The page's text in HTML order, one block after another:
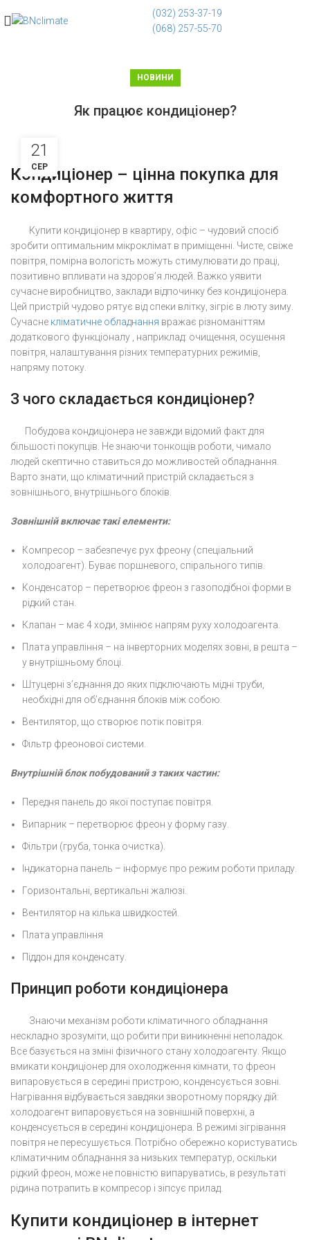
(032) 253-37-19
(068) 257-55-70
НОВИНИ
Як працює кондиціонер?
21
СЕР
Кондиціонер – цінна покупка для
комфортного життя
Купити кондиціонер в квартиру, офіс – чудовий спосіб
зробити оптимальним мікроклімат в приміщенні. Чисте, свіже
повітря, помірна вологість можуть стимулювати до праці,
позитивно впливати на здоров’я людей. Важко уявити
сучасне виробництво, заклади відпочинку без кондиціонера.
Цей пристрій чудово рятує від спеки влітку, зігріє в люту зиму.
Сучасне кліматичне обладнання вражає різноманіттям
додаткового функціоналу , наприклад: очищення, осушення
повітря, налаштування різних температурних режимів,
напряму потоку.
З чого складається кондиціонер?
Побудова кондиціонера не завжди відомий факт для
більшості покупців. Не знаючи тонкощів роботи, чимало
людей скептично ставиться до можливостей обладнання.
Варто знати, що кліматичний пристрій складається з
зовнішнього, внутрішнього блоків.
Зовнішній включає такі елементи:
Компресор – забезпечує рух фреону (спеціальний
холодоагент). Буває поршневого, спірального типів.
Конденсатор – перетворює фреон з газоподібної форми в
рідкий стан.
Клапан – має 4 ходи, змінює напрям руху холодоагента.
Плата управління – на інверторних моделях зовні, в решта –
у внутрішньому блоці.
Штуцерні з’єднання до яких підключають мідні труби,
необхідні для об’єднання блоків між собою.
Вентилятор, що створює потік повітря.
Фільтр фреонової системи.
Внутрішній блок побудований з таких частин:
Передня панель до якої поступає повітря.
Випарник – перетворює фреон у форму газу.
Фільтри (груба, тонка очистка).
Індикаторна панель – інформує про режим роботи приладу.
Горизонтальні, вертикальні жалюзі.
Вентилятор на кілька швидкостей.
Плата управління
Піддон для конденсату.
Принцип роботи кондиціонера
Знаючи механізм роботи кліматичного обладнання
нескладно зрозуміти, що робити при виникненні неполадок.
Все базується на зміні фізичного стану холодоагенту. Якщо
вмикати кондиціонер для охолодження кімнати, то фреон
випаровується в середині пристрою, конденсується зовні.
Нагрівання відбувається завдяки зворотному порядку дій:
холодоагент випаровується на зовнішній поверхні, а
конденсується в середині кондиціонера. В режимі зігрівання
повітря не пересушується. Потрібно обережно користуватись
кліматичним обладнання за низьких температур, оскільки
рідкий фреон, може не повністю випаруватись, в результаті
рідина потрапить в компресор і зіпсує прилад.
Купити кондиціонер в інтернет